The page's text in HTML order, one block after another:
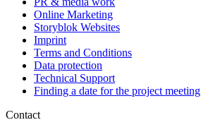
Online Marketing
Storyblok Websites
Imprint
Terms and Conditions
Data protection
Technical Support
Finding a date for the project meeting
Contact